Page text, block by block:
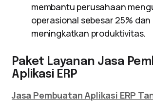
membantu perusahaan
operasional sebesar 25% dan
meningkatkan produktivitas.
Paket Layanan Jasa
Aplikasi ERP
Jasa Pembuatan Aplikasi ERP